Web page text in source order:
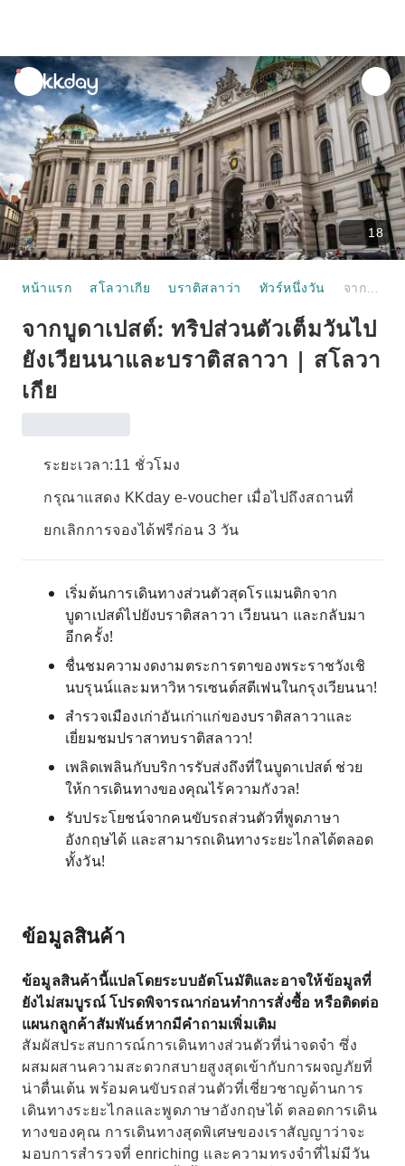
unread
notifications
18
หน้าแรก สโลวาเกีย บราติสลาว่า ทัวร์หนึ่งวัน
จากบูดาเปสต์: ทริปส่วนตัวเต็มวันไป
ยังเวียนนาและบราติสลาวา | สโลวา
เกีย
ระยะเวลา:11 ชั่วโมง
กรุณาแสดง KKday e-voucher เมื่อไปถึงสถานที่
ยกเลิกการจองได้ฟรีก่อน 3 วัน
เริ่มต้นการเดินทางส่วนตัวสุดโรแมนติกจาก
บูดาเปสต์ไปยังบราติสลาวา เวียนนา และกลับมา
อีกครั้ง!
ชื่นชมความงดงามตระการตาของพระราชวังเชิ
นบรุนน์และมหาวิหารเซนต์สตีเฟนในกรุงเวียนนา!
สำรวจเมืองเก่าอันเก่าแก่ของบราติสลาวาและ
เยี่ยมชมปราสาทบราติสลาวา!
เพลิดเพลินกับบริการรับส่งถึงที่ในบูดาเปสต์ ช่วย
ให้การเดินทางของคุณไร้ความกังวล!
รับประโยชน์จากคนขับรถส่วนตัวที่พูดภาษา
อังกฤษได้ และสามารถเดินทางระยะไกลได้ตลอด
ทั้งวัน!
ข้อมูลสินค้า
ข้อมูลสินค้านี้แปลโดยระบบอัตโนมัติและอาจให้ข้อมูลที่
ยังไม่สมบูรณ์ โปรดพิจารณาก่อนทำการสั่งซื้อ หรือติดต่อ
แผนกลูกค้าสัมพันธ์หากมีคำถามเพิ่มเติม
สัมผัสประสบการณ์การเดินทางส่วนตัวที่น่าจดจำ ซึ่ง
ผสมผสานความสะดวกสบายสูงสุดเข้ากับการผจญภัยที่
น่าตื่นเต้น พร้อมคนขับรถส่วนตัวที่เชี่ยวชาญด้านการ
เดินทางระยะไกลและพูดภาษาอังกฤษได้ ตลอดการเดิน
ทางของคุณ การเดินทางสุดพิเศษของเราสัญญาว่าจะ
มอบการสำรวจที่ enriching และความทรงจำที่ไม่มีวัน